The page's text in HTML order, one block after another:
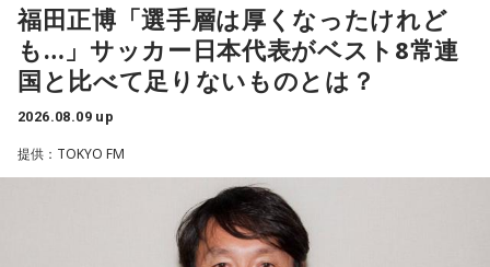
ることを明かした。また、歌手はレコーディングを終えた
後、自分自身が“演出家”となって楽曲を育てていく仕事でもあ
ると語り、長年培ってきた表現者としての思いを語った。
ューから間もなく所属レコード会社がなくなり、「どこへ行
けばいいの？」と途方に暮れたことや、芸名を何度も変えな
がら挑戦を続けてきた日々を振り返る。それでも諦めずに歌
い続けた経験が、45周年記念シングル「露天の花」に込めた
福田正博「選手層は厚くなったけれど
も…」サッカー日本代表がベスト8常連
国と比べて足りないものとは？
2026.08.09 up
提供：TOKYO FM